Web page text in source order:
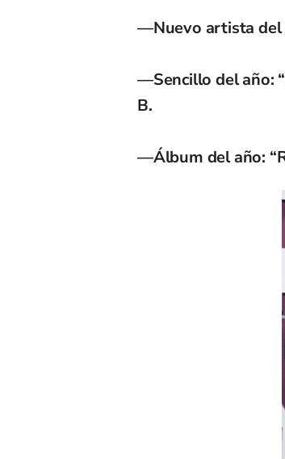
—Nuevo artista del
—Sencillo del año:
B.
—Álbum del año: